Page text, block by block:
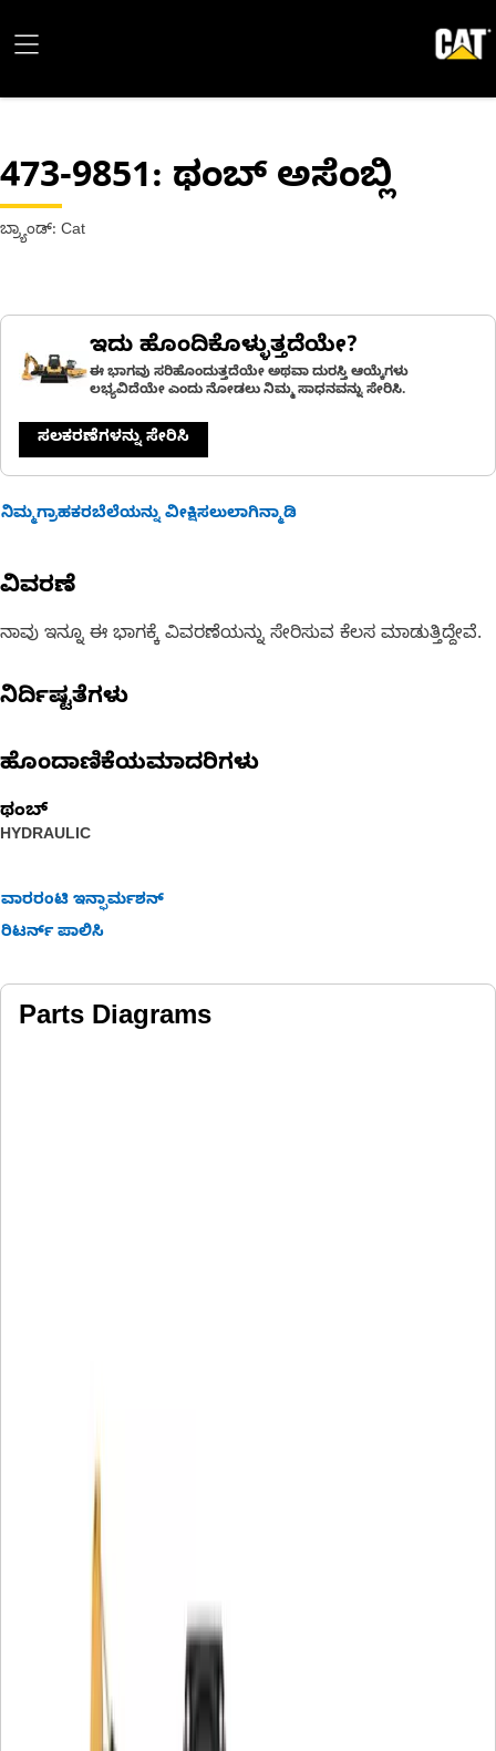
473-9851: ಥಂಬ್ ಅಸೆಂಬ್ಲಿ
ಬ್ರ್ಯಾಂಡ್: Cat
ಇದು ಹೊಂದಿಕೊಳ್ಳುತ್ತದೆಯೇ?
ಈ ಭಾಗವು ಸರಿಹೊಂದುತ್ತದೆಯೇ ಅಥವಾ ದುರಸ್ತಿ ಆಯ್ಕೆಗಳು
ಲಭ್ಯವಿದೆಯೇ ಎಂದು ನೋಡಲು ನಿಮ್ಮ ಸಾಧನವನ್ನು ಸೇರಿಸಿ.
ಸಲಕರಣೆಗಳನ್ನು ಸೇರಿಸಿ
ನಿಮ್ಮಗ್ರಾಹಕರಬೆಲೆಯನ್ನು ವೀಕ್ಷಿಸಲುಲಾಗಿನ್ಮಾಡಿ
ವಿವರಣೆ
ನಾವು ಇನ್ನೂ ಈ ಭಾಗಕ್ಕೆ ವಿವರಣೆಯನ್ನು ಸೇರಿಸುವ ಕೆಲಸ ಮಾಡುತ್ತಿದ್ದೇವೆ.
ನಿರ್ದಿಷ್ಟತೆಗಳು
ಹೊಂದಾಣಿಕೆಯಮಾದರಿಗಳು
ಥಂಬ್
HYDRAULIC
ವಾರರಂಟಿ ಇನ್ಫಾರ್ಮಶನ್
ರಿಟರ್ನ್ ಪಾಲಿಸಿ
Parts Diagrams